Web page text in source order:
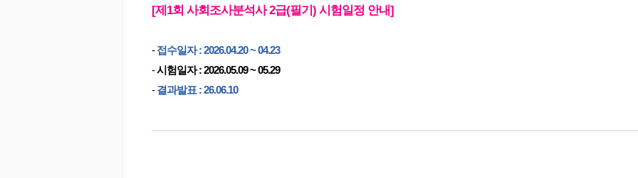
[제1회 사회조사분석사 2급(필기) 시험일정 안내]
-접수일자 : 2026.04.20 ~ 04.23
-시험일자 : 2026.05.09 ~ 05.29
-결과발표 : 26.06.10